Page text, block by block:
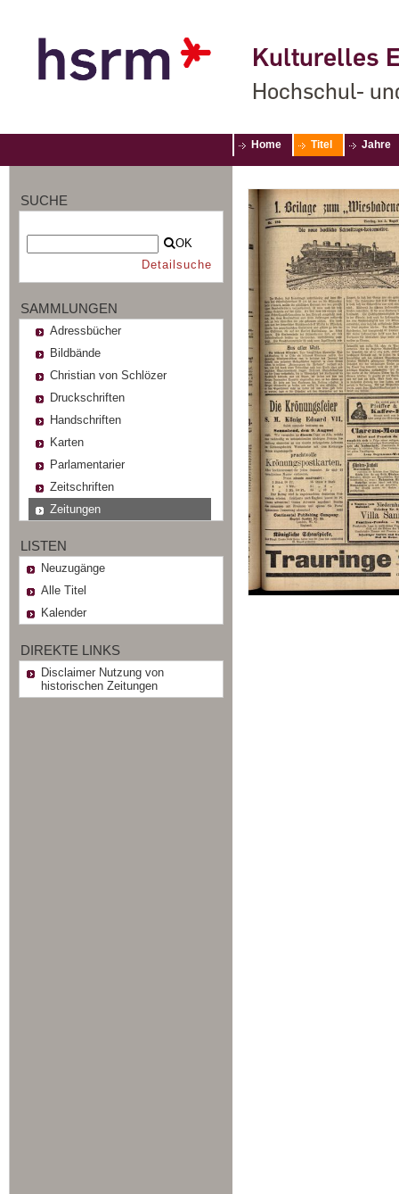
Kulturelles
Hochschul-
Home Titel Jahre
SUCHE
OK
Detailsuche
SAMMLUNGEN
Adressbücher
Bildbände
Christian von Schlözer
Druckschriften
Handschriften
Karten
Parlamentarier
Zeitschriften
Zeitungen
LISTEN
Neuzugänge
Alle Titel
Kalender
DIREKTE LINKS
Disclaimer Nutzung von
historischen Zeitungen